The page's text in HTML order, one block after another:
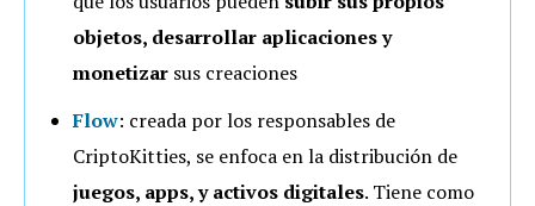
objetos, desarrollar aplicaciones y
monetizar sus creaciones
Flow: creada por los responsables de
CriptoKitties, se enfoca en la distribución de
juegos, apps, y activos digitales. Tiene como